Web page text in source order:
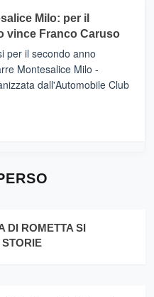
Milo: per il
vince Franco Caruso
per il secondo anno
Montesalice Milo -
dall'Automobile Club
DI ROMETTA SI